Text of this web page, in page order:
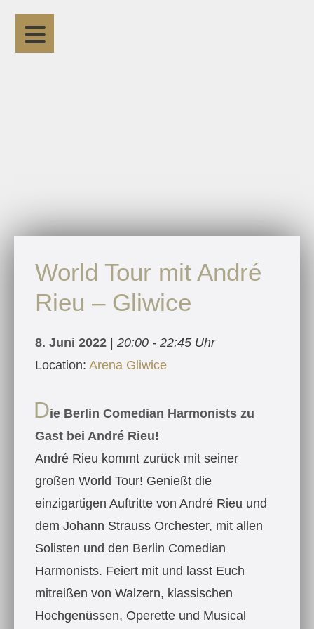
World Tour mit André
Rieu – Gliwice
8. Juni 2022
20:00 - 22:45 Uhr
Location: Arena Gliwice
Die Berlin Comedian Harmonists zu
Gast bei André Rieu!
André Rieu kommt zurück mit seiner
großen World Tour! Genießt die
einzigartigen Auftritte von André Rieu und
dem Johann Strauss Orchester, mit allen
Solisten und den Berlin Comedian
Harmonists. Feiert mit und lasst Euch
mitreißen von Walzern, klassischen
Hochgenüssen, Operette und Musical